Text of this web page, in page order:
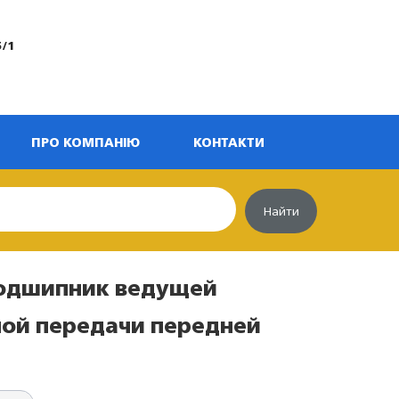
1
ПРО КОМПАНІЮ КОНТАКТИ
Найти
ведущей
передачи передней